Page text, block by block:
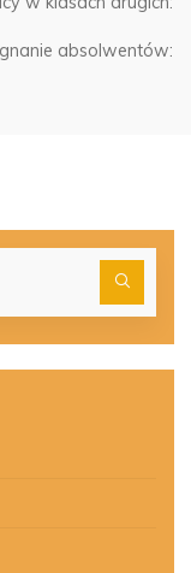
absolwentów: